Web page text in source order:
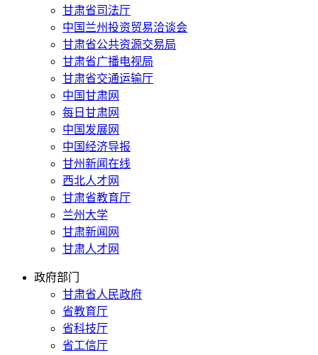
甘肃省司法厅
中国兰州投资贸易洽谈会
甘肃省公共资源交易局
甘肃省广播电视局
甘肃省交通运输厅
中国甘肃网
每日甘肃网
中国发展网
中国经济导报
甘州新闻在线
西北人才网
甘肃省教育厅
兰州大学
甘肃新闻网
甘肃人才网
政府部门
甘肃省人民政府
省教育厅
省科技厅
省工信厅